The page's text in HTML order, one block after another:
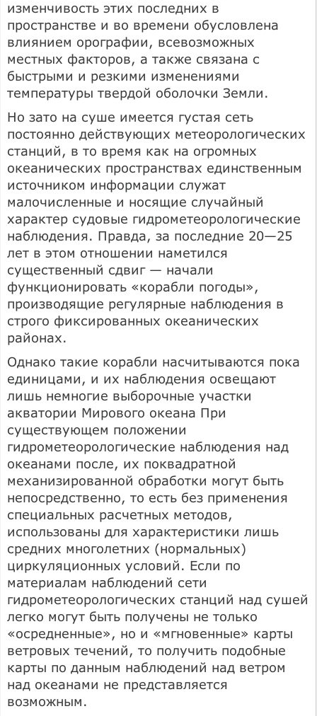
изменчивость этих последних в
пространстве и во времени обусловлена
влиянием орографии, всевозможных
местных факторов, а также связана с
быстрыми и резкими изменениями
температуры твердой оболочки Земли.
Но зато на суше имеется густая сеть
постоянно действующих метеорологических
станций, в то время как на огромных
океанических пространствах единственным
источником информации служат
малочисленные и носящие случайный
характер судовые гидрометеорологические
наблюдения. Правда, за последние 20—25
лет в этом отношении наметился
существенный сдвиг — начали
функционировать «корабли погоды»,
производящие регулярные наблюдения в
строго фиксированных океанических
районах.
Однако такие корабли насчитываются пока
единицами, и их наблюдения освещают
лишь немногие выборочные участки
акватории Мирового океана При
существующем положении
гидрометеорологические наблюдения над
океанами после, их поквадратной
механизированной обработки могут быть
непосредственно, то есть без применения
специальных расчетных методов,
использованы для характеристики лишь
средних многолетних (нормальных)
циркуляционных условий. Если по
материалам наблюдений сети
гидрометеорологических станций над сушей
легко могут быть получены не только
«осредненные», но и «мгновенные» карты
ветровых течений, то получить подобные
карты по данным наблюдений над ветром
над океанами не представляется
возможным.